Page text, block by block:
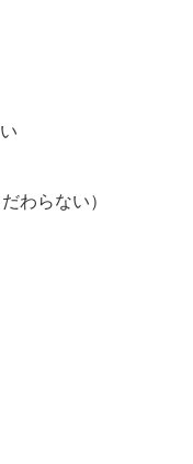
わらない）